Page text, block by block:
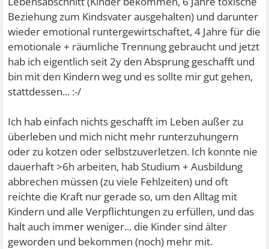
Beziehung zum Kindsvater ausgehalten) und darunter
wieder emotional runtergewirtschaftet, 4 Jahre für die
emotionale + räumliche Trennung gebraucht und jetzt
hab ich eigentlich seit 2y den Absprung geschafft und
bin mit den Kindern weg und es sollte mir gut gehen,
stattdessen... :-/
Ich hab einfach nichts geschafft im Leben außer zu
überleben und mich nicht mehr runterzuhungern
oder zu kotzen oder selbstzuverletzen. Ich konnte nie
dauerhaft >6h arbeiten, hab Studium + Ausbildung
abbrechen müssen (zu viele Fehlzeiten) und oft
reichte die Kraft nur gerade so, um den Alltag mit
Kindern und alle Verpflichtungen zu erfüllen, und das
halt auch immer weniger... die Kinder sind älter
geworden und bekommen (noch) mehr mit.